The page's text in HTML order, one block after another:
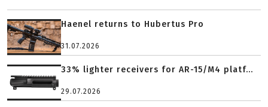
Haenel returns to Hubertus Pro
31.07.2026
33% lighter receivers for AR-15/M4 platf...
29.07.2026